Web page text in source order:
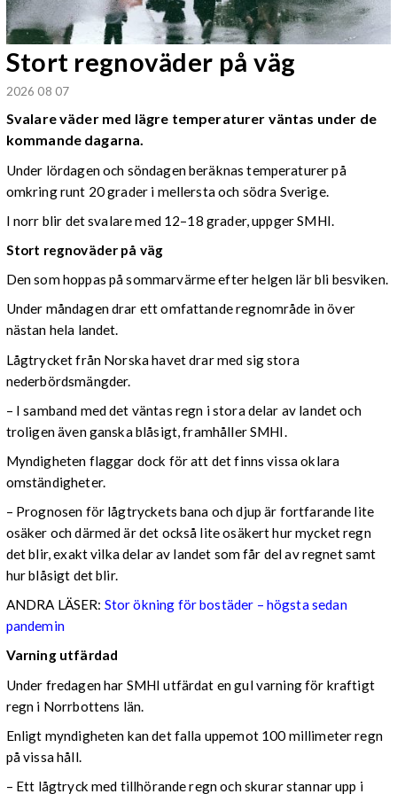
Stort regnoväder på väg
2026 08 07
Svalare väder med lägre temperaturer väntas under de
kommande dagarna.
Under lördagen och söndagen beräknas temperaturer på
omkring runt 20 grader i mellersta och södra Sverige.
I norr blir det svalare med 12–18 grader, uppger SMHI.
Stort regnoväder på väg
Den som hoppas på sommarvärme efter helgen lär bli besviken.
Under måndagen drar ett omfattande regnområde in över
nästan hela landet.
Lågtrycket från Norska havet drar med sig stora
nederbördsmängder.
– I samband med det väntas regn i stora delar av landet och
troligen även ganska blåsigt, framhåller SMHI.
Myndigheten flaggar dock för att det finns vissa oklara
omständigheter.
– Prognosen för lågtryckets bana och djup är fortfarande lite
osäker och därmed är det också lite osäkert hur mycket regn
det blir, exakt vilka delar av landet som får del av regnet samt
hur blåsigt det blir.
ANDRA LÄSER: Stor ökning för bostäder – högsta sedan
pandemin
Varning utfärdad
Under fredagen har SMHI utfärdat en gul varning för kraftigt
regn i Norrbottens län.
Enligt myndigheten kan det falla uppemot 100 millimeter regn
på vissa håll.
– Ett lågtryck med tillhörande regn och skurar stannar upp i